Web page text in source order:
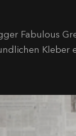
Fabulous
Kleber